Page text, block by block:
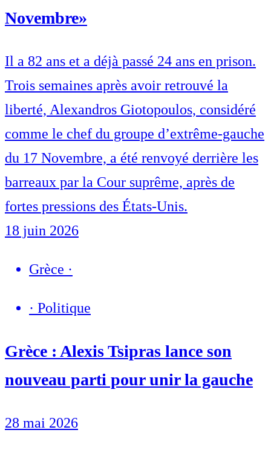
Novembre»
Il a 82 ans et a déjà passé 24 ans en prison.
Trois semaines après avoir retrouvé la
liberté, Alexandros Giotopoulos, considéré
comme le chef du groupe d’extrême-gauche
du 17 Novembre, a été renvoyé derrière les
barreaux par la Cour suprême, après de
fortes pressions des États-Unis.
18 juin 2026
Grèce ·
· Politique
Grèce : Alexis Tsipras lance son
nouveau parti pour unir la gauche
28 mai 2026